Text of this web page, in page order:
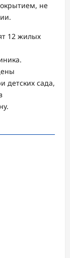
не
12 жилых
детских сада,